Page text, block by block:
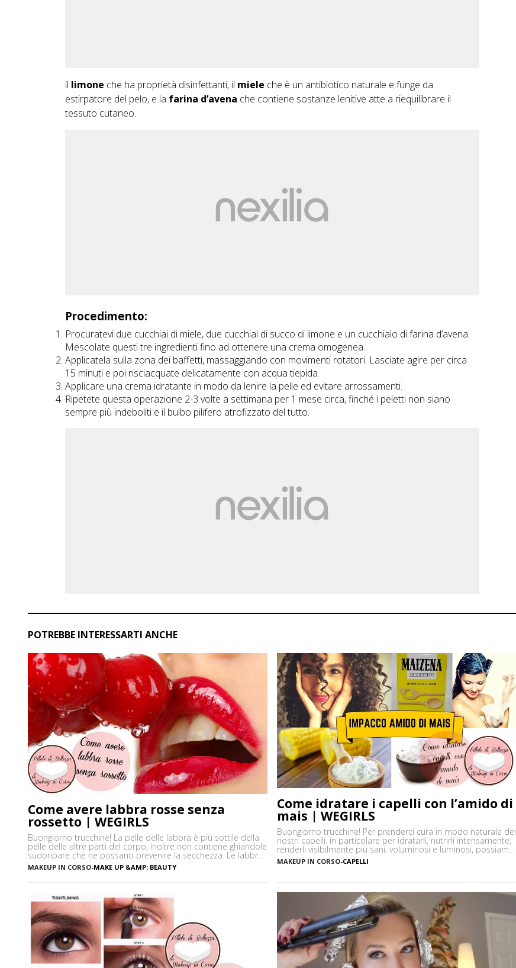
il limone che ha proprietà disinfettanti, il miele che è un antibiotico naturale e funge da
estirpatore del pelo, e la farina d’avena che contiene sostanze lenitive atte a riequilibrare il
tessuto cutaneo.
Procedimento:
Procuratevi due cucchiai di miele, due cucchiai di succo di limone e un cucchiaio di farina d’avena.
Mescolate questi tre ingredienti fino ad ottenere una crema omogenea.
Applicatela sulla zona dei baffetti, massaggiando con movimenti rotatori. Lasciate agire per circa
15 minuti e poi risciacquate delicatamente con acqua tiepida.
Applicare una crema idratante in modo da lenire la pelle ed evitare arrossamenti.
Ripetete questa operazione 2-3 volte a settimana per 1 mese circa, finché i peletti non siano
sempre più indeboliti e il bulbo pilifero atrofizzato del tutto.
POTREBBE INTERESSARTI ANCHE
Come avere labbra rosse senza
rossetto | WEGIRLS
Buongiorno trucchine! La pelle delle labbra è più sottile della
pelle delle altre parti del corpo, inoltre non contiene ghiandole
sudoripare che ne possano prevenire la secchezza. Le labbra
sono sensibili alle aggressioni ambientali e spesso possono
diventare scure o sbiadite soprattutto a causa
MAKEUP IN CORSO-MAKE UP &AMP; BEAUTY
Come idratare i capelli con l’amido di
mais | WEGIRLS
Buongiorno trucchine! Per prenderci cura in modo naturale dei
nostri capelli, in particolare per idratarli, nutrirli intensamente,
renderli visibilmente più sani, voluminosi e luminosi, possiamo
utilizzare un ingrediente molto versatile facilmente reperibile
nelle nostre dispense: l’amido di mais. L’amido di mais o
MAKEUP IN CORSO-CAPELLI